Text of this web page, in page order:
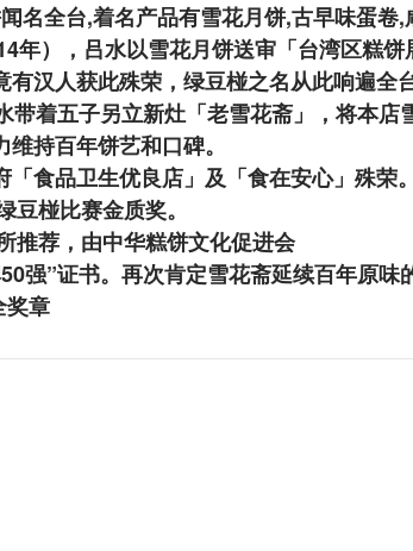
名全台,着名产品有雪花月饼,古早味蛋卷
年），吕水以雪花月饼送审「台湾区糕
汉人获此殊荣，绿豆椪之名从此响遍全台
着五子另立新灶「老雪花斋」，将本店
持百年饼艺和口碑。
食品卫生优良店」及「食在安心」殊荣。
豆椪比赛金质奖。
推荐，由中华糕饼文化促进会
强”证书。再次肯定雪花斋延续百年原味
奖章